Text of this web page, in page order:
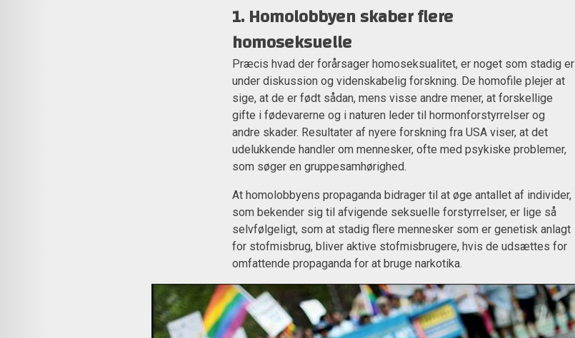
1. Homolobbyen skaber flere
homoseksuelle
Præcis hvad der forårsager homoseksualitet, er noget som stadig er
under diskussion og videnskabelig forskning. De homofile plejer at
sige, at de er født sådan, mens visse andre mener, at forskellige
gifte i fødevarerne og i naturen leder til hormonforstyrrelser og
andre skader. Resultater af nyere forskning fra USA viser, at det
udelukkende handler om mennesker, ofte med psykiske problemer,
som søger en gruppesamhørighed.
At homolobbyens propaganda bidrager til at øge antallet af individer,
som bekender sig til afvigende seksuelle forstyrrelser, er lige så
selvfølgeligt, som at stadig flere mennesker som er genetisk anlagt
for stofmisbrug, bliver aktive stofmisbrugere, hvis de udsættes for
omfattende propaganda for at bruge narkotika.